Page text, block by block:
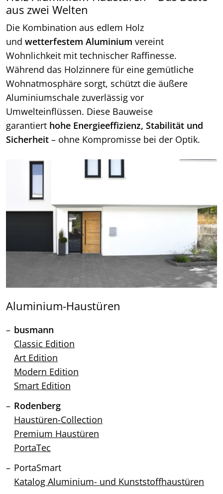
aus zwei Welten
Die Kombination aus edlem Holz
und wetterfestem Aluminium vereint
Wohnlichkeit mit technischer Raffinesse.
Während das Holzinnere für eine gemütliche
Wohnatmosphäre sorgt, schützt die äußere
Aluminiumschale zuverlässig vor
Umwelteinflüssen. Diese Bauweise
garantiert hohe Energieeffizienz, Stabilität und
Sicherheit – ohne Kompromisse bei der Optik.
Aluminium-Haustüren
busmann
Classic Edition
Art Edition
Modern Edition
Smart Edition
Rodenberg
Haustüren-Collection
Premium Haustüren
PortaTec
PortaSmart
Katalog Aluminium- und Kunststoffhaustüren